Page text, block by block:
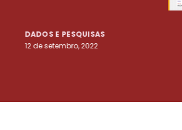
DADOS E PESQUISAS
12 de setembro, 2022